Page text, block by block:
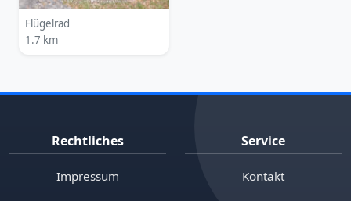
Flügelrad
1.7 km
Rechtliches
Impressum
Service
Kontakt